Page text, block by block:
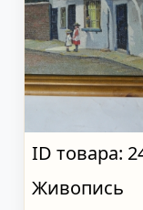
ID товара:
Живопись